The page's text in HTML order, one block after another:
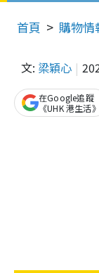
首頁 購物情
文: 梁穎心
在Google追蹤
《UHK 港生活》